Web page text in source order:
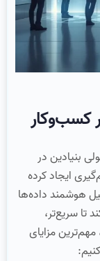
کسب‌وکار
بنیادین در
ایجاد کرده
هوشمند داده‌ها
تا سریع‌تر،
مزایای